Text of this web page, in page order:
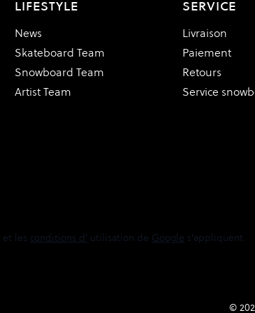
LIFESTYLE
News
Skateboard Team
Snowboard Team
Artist Team
SERVICE
Livraison
Paiement
Retours
Service
et les conditions d' utilisation de Google s'appliquent.
©